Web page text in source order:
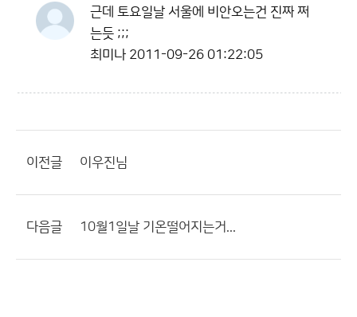
근데 토요일날 서울에 비안오는건 진짜 쩌
는듯 ;;;
최미나 2011-09-26 01:22:05
이전글 이우진님
다음글 10월1일날 기온떨어지는거...